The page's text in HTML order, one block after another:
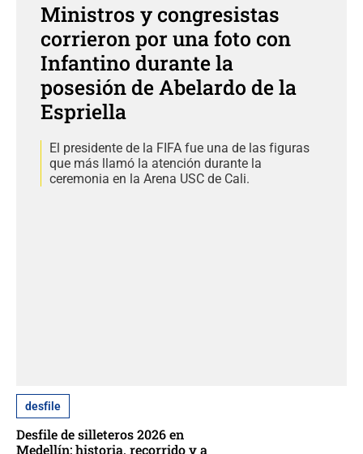
Ministros y congresistas
corrieron por una foto con
Infantino durante la
posesión de Abelardo de la
Espriella
El presidente de la FIFA fue una de las figuras
que más llamó la atención durante la
ceremonia en la Arena USC de Cali.
desfile
Desfile de silleteros 2026 en
Medellín: historia, recorrido y a